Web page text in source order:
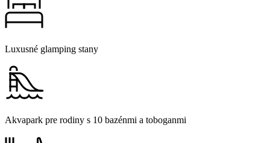
Luxusné glamping stany
Akvapark pre rodiny s 10 bazénmi a toboganmi